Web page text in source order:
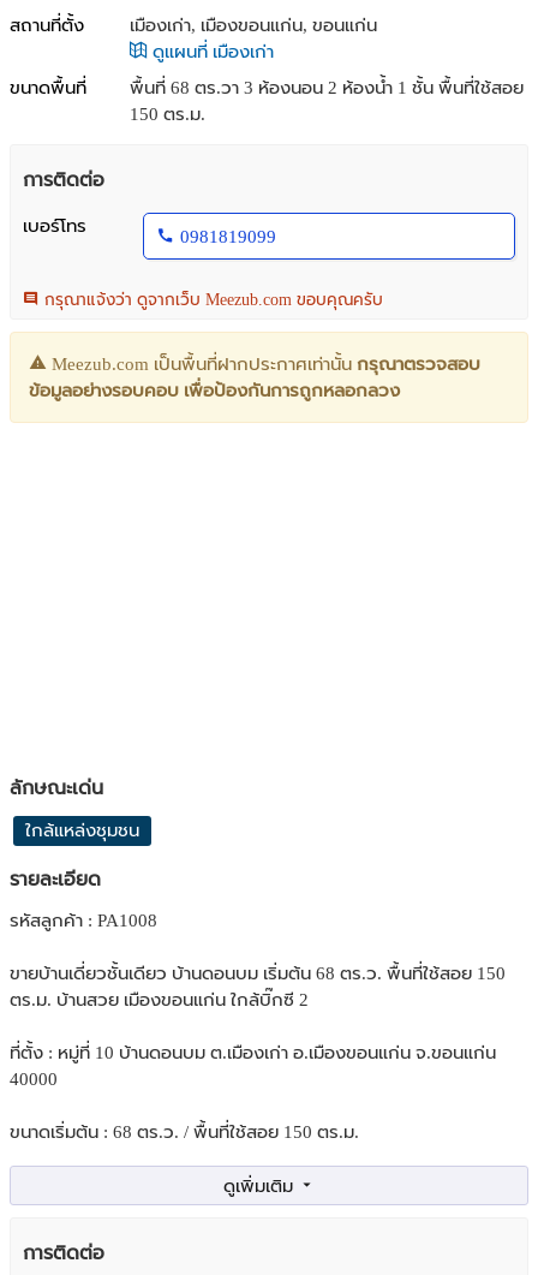
สถานที่ตั้ง
เมืองเก่า, เมืองขอนแก่น, ขอนแก่น
ดูแผนที่ เมืองเก่า
ขนาดพื้นที่
พื้นที่ 68 ตร.วา 3 ห้องนอน 2 ห้องน้ำ 1 ชั้น พื้นที่ใช้สอย
150 ตร.ม.
การติดต่อ
เบอร์โทร
0981819099
กรุณาแจ้งว่า ดูจากเว็บ Meezub.com ขอบคุณครับ
Meezub.com เป็นพื้นที่ฝากประกาศเท่านั้น กรุณาตรวจสอบ
ข้อมูลอย่างรอบคอบ เพื่อป้องกันการถูกหลอกลวง
ลักษณะเด่น
ใกล้แหล่งชุมชน
รายละเอียด
รหัสลูกค้า : PA1008
ขายบ้านเดี่ยวชั้นเดียว บ้านดอนบม เริ่มต้น 68 ตร.ว. พื้นที่ใช้สอย 150
ตร.ม. บ้านสวย เมืองขอนแก่น ใกล้บิ๊กซี 2
ที่ตั้ง : หมู่ที่ 10 บ้านดอนบม ต.เมืองเก่า อ.เมืองขอนแก่น จ.ขอนแก่น
40000
ขนาดเริ่มต้น : 68 ตร.ว. / พื้นที่ใช้สอย 150 ตร.ม.
- บ้านเดี่ยวชั้นเดียว
- 2 ห้องน้ำ
การติดต่อ